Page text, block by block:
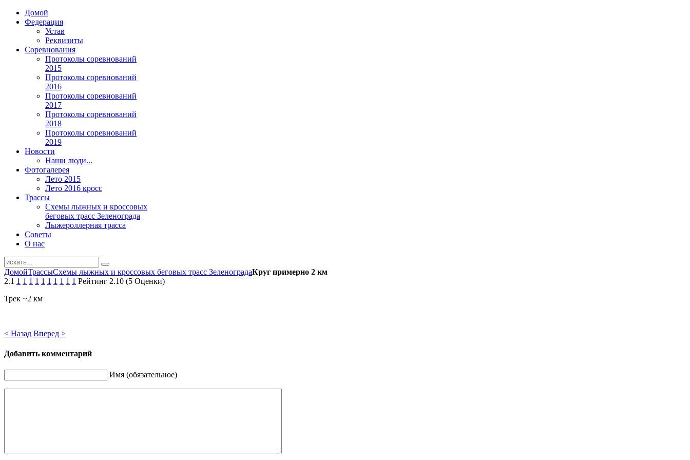
Домой
Федерация
Устав
Реквизиты
Соревнования
Протоколы соревнований
2015
Протоколы соревнований
2016
Протоколы соревнований
2017
Протоколы соревнований
2018
Протоколы соревнований
2019
Новости
Наши люди...
Фотогалерея
Лето 2015
Лето 2016 кросс
Трассы
Схемы лыжных и кроссовых
беговых трасс Зеленограда
Лыжероллерная трасса
Советы
О нас
ДомойТрассыСхемы лыжных и кроссовых беговых трасс ЗеленоградаКруг примерно 2 км
2.1 1 1 1 1 1 1 1 1 1 1 Рейтинг 2.10 (5 Оценки)
Трек ~2 км
< Назад Вперед >
Добавить комментарий
Имя (обязательное)